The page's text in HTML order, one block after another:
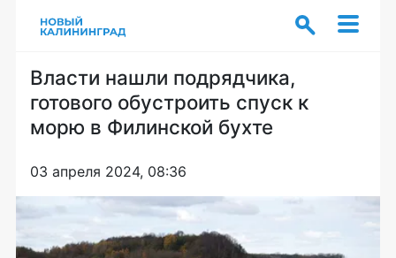
Власти нашли подрядчика,
готового обустроить спуск к
морю в Филинской бухте
03 апреля 2024, 08:36